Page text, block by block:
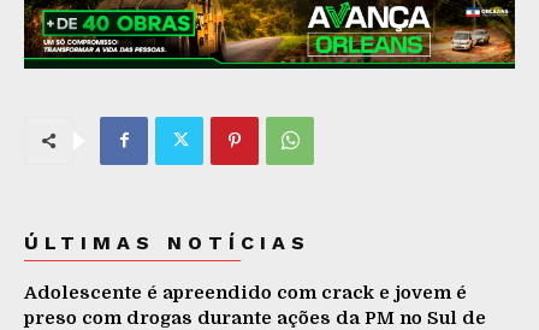
ÚLTIMAS NOTÍCIAS
Adolescente é apreendido com crack e jovem é
preso com drogas durante ações da PM no Sul de